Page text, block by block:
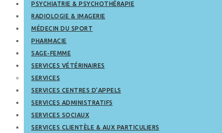
PSYCHIATRIE & PSYCHOTHÉRAPIE
RADIOLOGIE & IMAGERIE
MÉDECIN DU SPORT
PHARMACIE
SAGE-FEMME
SERVICES VÉTÉRINAIRES
SERVICES
SERVICES CENTRES D’APPELS
SERVICES ADMINISTRATIFS
SERVICES SOCIAUX
SERVICES CLIENTÈLE & AUX PARTICULIERS